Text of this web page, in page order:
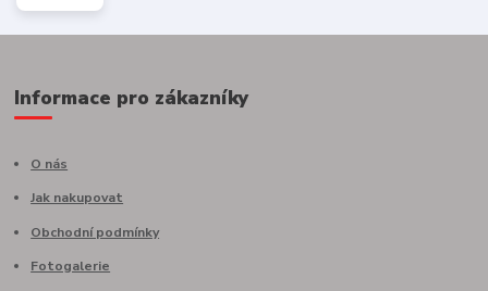
Informace pro zákazníky
O nás
Jak nakupovat
Obchodní podmínky
Fotogalerie